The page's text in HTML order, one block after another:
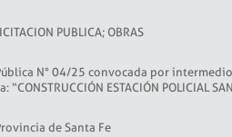
PUBLICA; OBRAS
N° 04/25 convocada por
ESTACIÓN POLICIAL
de Santa Fe